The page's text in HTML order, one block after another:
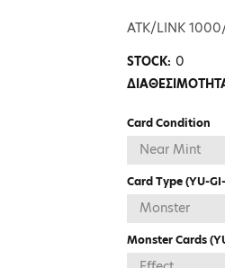
ATK/LINK
STOCK: 0
Card Condition
Card Type (YU-
Monster Cards